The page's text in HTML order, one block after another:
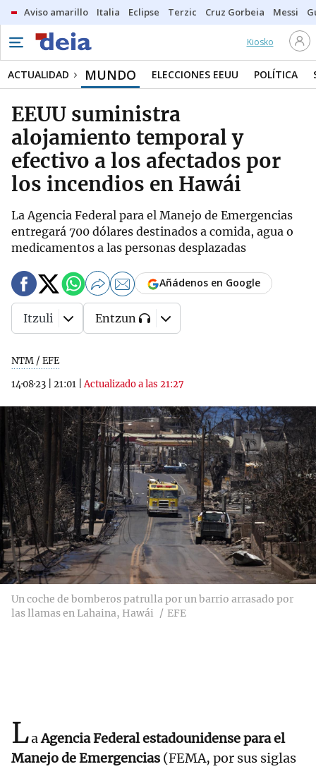
Aviso amarillo Italia Eclipse Terzic Cruz Gorbeia Messi
Kiosko
ACTUALIDAD MUNDO ELECCIONES EEUU POLÍTICA
EEUU suministra
alojamiento temporal y
efectivo a los afectados por
los incendios en Hawái
La Agencia Federal para el Manejo de Emergencias
entregará 700 dólares destinados a comida, agua o
medicamentos a las personas desplazadas
NTM / EFE
14·08·23
21:01 |Actualizado a las 21:27
Añádenos en Google
Itzuli Entzun
Un coche de bomberos patrulla por un barrio arrasado por
las llamas en Lahaina, Hawái
EFE
LaAgencia Federal estadounidense para el
Manejo de Emergencias (FEMA, por sus siglas